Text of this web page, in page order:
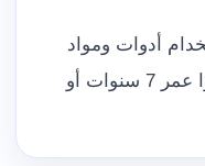
أدوات ومواد
حقيقية، ومخصصة عادة لمن بلغوا عمر 7 سنوات أو